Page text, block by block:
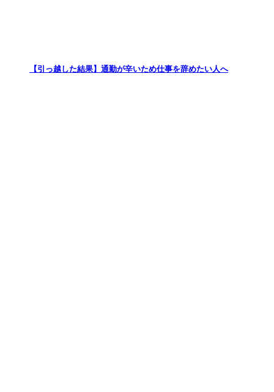
【引っ越した結果】通勤が辛いため仕事を辞めたい人へ